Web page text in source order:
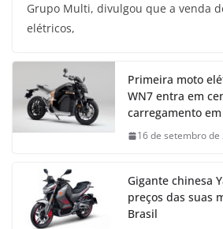
Grupo Multi, divulgou que a venda
elétricos,
Primeira moto
WN7 entra em
carregamento
16 de setembro de
Gigante chinesa
preços das suas
Brasil